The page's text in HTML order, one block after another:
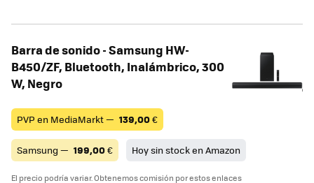
Barra de sonido - Samsung HW-
B450/ZF, Bluetooth, Inalámbrico, 300
W, Negro
PVP en MediaMarkt — 139,00€
Samsung — 199,00€ Hoy sin stock en Amazon
El precio podría variar. Obtenemos comisión por estos enlaces